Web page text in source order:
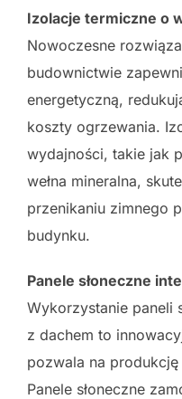
Izolacje termiczne o
Nowoczesne
budownictwie
energetyczną,
koszty ogrzewania.
wydajności, takie jak
wełna mineralna,
przenikaniu zimnego
budynku.
Panele słoneczne
Wykorzystanie paneli
z dachem to
pozwala na produkcję
Panele słoneczne